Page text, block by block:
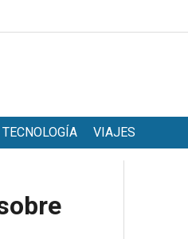
TECNOLOGÍA VIAJES